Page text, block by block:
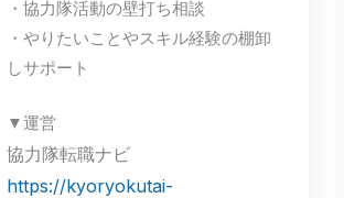
・協力隊活動の壁打ち相談
・やりたいことやスキル経験の棚卸
しサポート
▼運営
協力隊転職ナビ
https://kyoryokutai-